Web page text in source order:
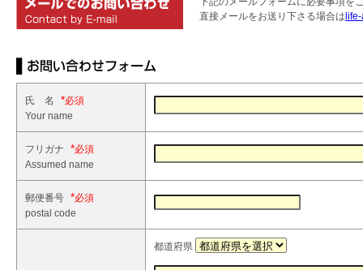
直接メールをお送り下さる場合はlife-
氏 名 *
Your name
フリガナ *
Assumed name
郵便番号 *
postal code
都道府県